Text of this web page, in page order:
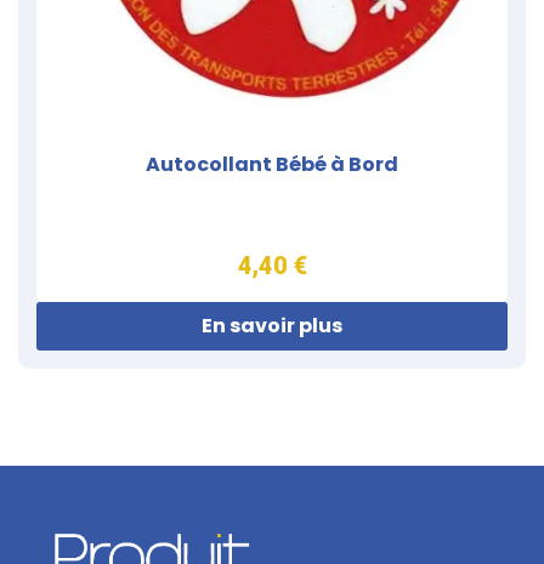
Autocollant Bébé à Bord
4,40 €
En savoir plus